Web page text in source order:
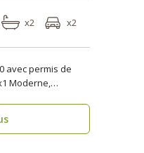
x2 x2
avec permis de